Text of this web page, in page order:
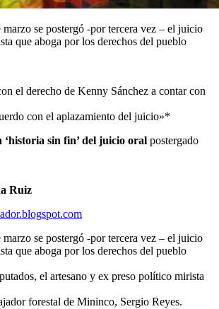
se postergó -por tercera vez – el juicio
que aboga por los derechos del pueblo
el derecho de Kenny Sánchez a contar con
con el aplazamiento del juicio»*
‘historia sin fin’ del juicio oral postergado
Ruiz
se postergó -por tercera vez – el juicio
que aboga por los derechos del pueblo
el artesano y ex preso político mirista
forestal de Mininco, Sergio Reyes.